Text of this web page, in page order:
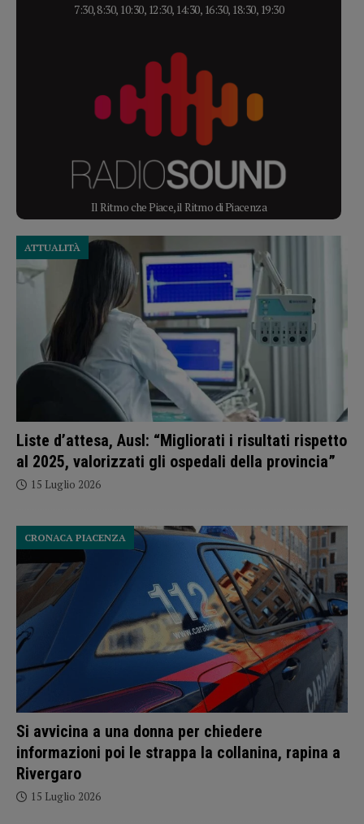
7:30, 8:30, 10:30, 12:30, 14:30, 16:30, 18:30, 19:30
Il Ritmo che Piace, il Ritmo di Piacenza
Liste d’attesa, Ausl: “Migliorati i risultati rispetto
al 2025, valorizzati gli ospedali della provincia”
ATTUALITÀ
15 Luglio 2026
Si avvicina a una donna per chiedere
informazioni poi le strappa la collanina, rapina a
Rivergaro
CRONACA PIACENZA
15 Luglio 2026